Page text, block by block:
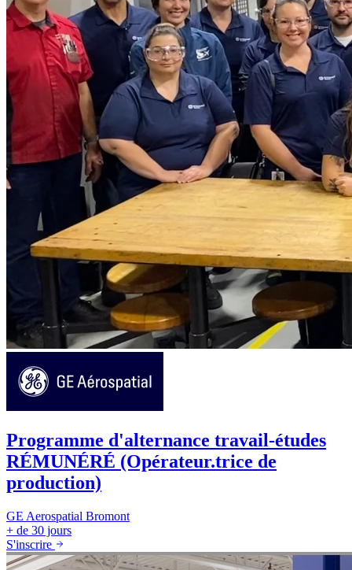
Programme d'alternance travail-études
RÉMUNÉRÉ (Opérateur.trice de
production)
GE Aerospatial Bromont
+ de 30 jours
S'inscrire